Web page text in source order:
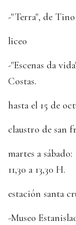
-"Terra", de
liceo
-"Escenas da
Costas.
hasta el 15 de
claustro de san
martes a sábado:
11,30 a 13,30 H.
estación santa
-Museo